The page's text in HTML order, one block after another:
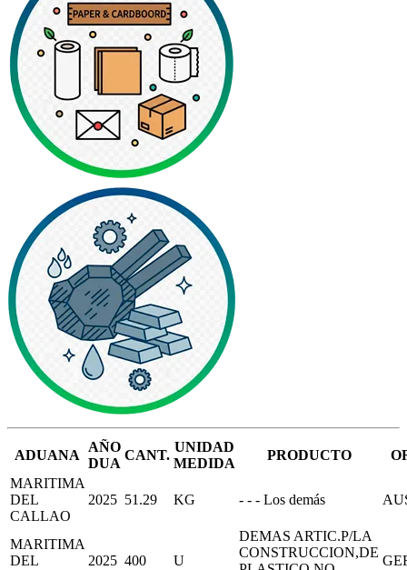
ADUANA
AÑO
DUA
CANT.
UNIDAD
MEDIDA
PRODUCTO
MARITIMA
DEL
CALLAO
2025 51.29 KG - - - Los demás
MARITIMA
DEL
2025 400 U
DEMAS ARTIC.P/LA
CONSTRUCCION,DE